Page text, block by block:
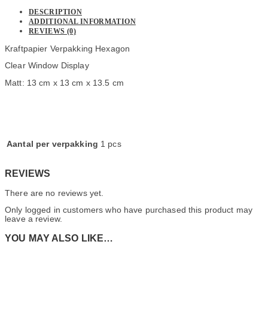
DESCRIPTION
ADDITIONAL INFORMATION
REVIEWS (0)
Kraftpapier Verpakking Hexagon
Clear Window Display
Matt: 13 cm x 13 cm x 13.5 cm
Aantal per verpakking 1 pcs
REVIEWS
There are no reviews yet.
Only logged in customers who have purchased this product may
leave a review.
YOU MAY ALSO LIKE…